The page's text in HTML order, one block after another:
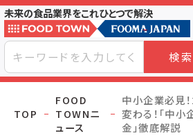
未来の食品業界をこれひとつで解決
検索
TOP
FOOD
TOWNニ
ュース
中小企業必見
変わる！「中
金」徹底解説